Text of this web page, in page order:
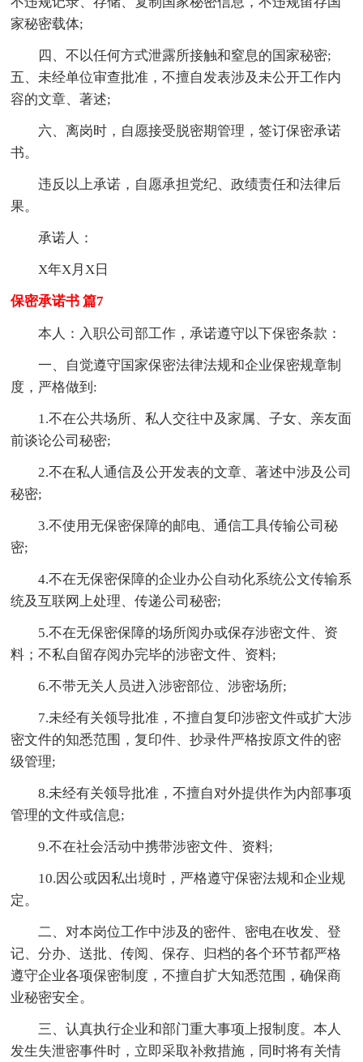
家秘密载体;
四、不以任何方式泄露所接触和窒息的国家秘密;
五、未经单位审查批准，不擅自发表涉及未公开工作内
容的文章、著述;
六、离岗时，自愿接受脱密期管理，签订保密承诺
书。
违反以上承诺，自愿承担党纪、政绩责任和法律后
果。
承诺人：
X年X月X日
保密承诺书 篇7
本人：入职公司部工作，承诺遵守以下保密条款：
一、自觉遵守国家保密法律法规和企业保密规章制
度，严格做到:
1.不在公共场所、私人交往中及家属、子女、亲友面
前谈论公司秘密;
2.不在私人通信及公开发表的文章、著述中涉及公司
秘密;
3.不使用无保密保障的邮电、通信工具传输公司秘
密;
4.不在无保密保障的企业办公自动化系统公文传输系
统及互联网上处理、传递公司秘密;
5.不在无保密保障的场所阅办或保存涉密文件、资
料；不私自留存阅办完毕的涉密文件、资料;
6.不带无关人员进入涉密部位、涉密场所;
7.未经有关领导批准，不擅自复印涉密文件或扩大涉
密文件的知悉范围，复印件、抄录件严格按原文件的密
级管理;
8.未经有关领导批准，不擅自对外提供作为内部事项
管理的文件或信息;
9.不在社会活动中携带涉密文件、资料;
10.因公或因私出境时，严格遵守保密法规和企业规
定。
二、对本岗位工作中涉及的密件、密电在收发、登
记、分办、送批、传阅、保存、归档的各个环节都严格
遵守企业各项保密制度，不擅自扩大知悉范围，确保商
业秘密安全。
三、认真执行企业和部门重大事项上报制度。本人
发生失泄密事件时，立即采取补救措施，同时将有关情